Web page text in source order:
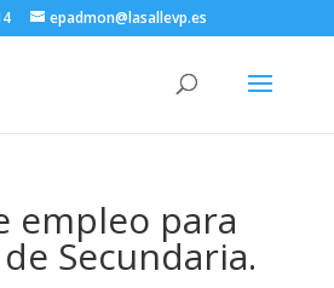
epadmon@lasallevp.es
empleo para
Secundaria.